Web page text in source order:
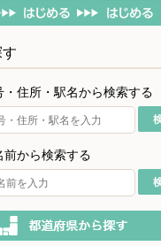
・住所・駅名から検索する
前から検索する